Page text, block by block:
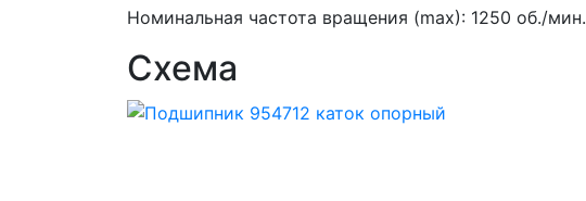
Номинальная частота вращения (max): 1250 об./мин.
Схема